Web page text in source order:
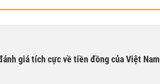
giá tích cực về tiền đồng của Việt Nam